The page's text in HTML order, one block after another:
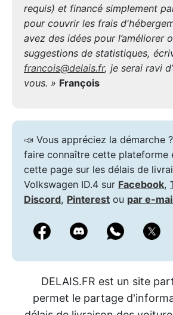
requis) et financé simplement
pour couvrir les frais
avez des idées pour l’améliorer
suggestions de statistiques,
francois@delais.fr, je serai ravi
vous. » François
📣 Vous appréciez la démarche
faire connaître cette plateforme
cette page sur les délais de
Volkswagen ID.4 sur Facebook,
Discord, Pinterest ou par e-
DELAIS.FR est un site
permet le partage